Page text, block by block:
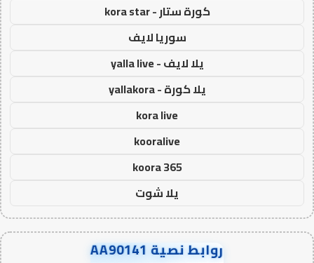
كورة ستار - kora star
سوريا لايف
يلا لايف - yalla live
يلا كورة - yallakora
kora live
kooralive
koora 365
يلا شوت
روابط نصية AA90141